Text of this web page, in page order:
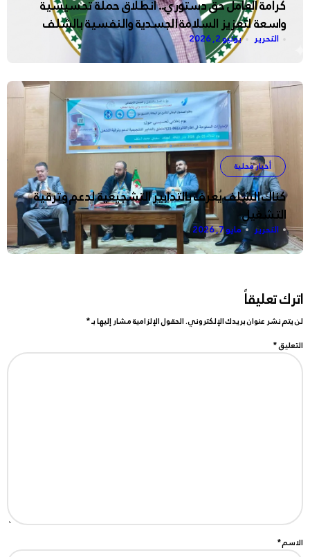
كرامة العامل حق دستوري.. انطلاق حملة تحسيسية
واسعة لتعزيز السلامة الجسدية والنفسية بالشلف
التحرير يونيو 2, 2026
أخبار محلية
كناك الشلف يُعرف بالتدابير التشجيعية لدعم وترقية
التشغيل
التحرير مايو 7, 2026
اترك تعليقاً
لن يتم نشر عنوان بريدك الإلكتروني.الحقول الإلزامية مشار إليها بـ*
التعليق*
الاسم*